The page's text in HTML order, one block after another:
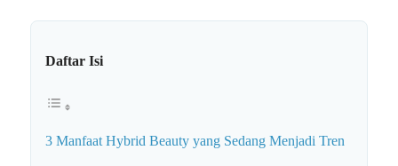
Daftar Isi
3 Manfaat Hybrid Beauty yang Sedang Menjadi Tren